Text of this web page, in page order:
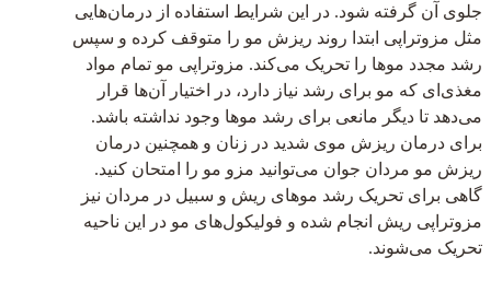
جلوی آن گرفته شود. در این شرایط استفاده از درمان‌هایی
مثل مزوتراپی ابتدا روند ریزش مو را متوقف کرده و سپس
رشد مجدد موها را تحریک می‌کند. مزوتراپی مو تمام مواد
مغذی‌ای که مو برای رشد نیاز دارد، در اختیار آن‌ها قرار
می‌دهد تا دیگر مانعی برای رشد موها وجود نداشته باشد.
برای درمان ریزش موی شدید در زنان و همچنین درمان
ریزش مو مردان جوان می‌توانید مزو مو را امتحان کنید.
گاهی برای تحریک رشد موهای ریش و سبیل در مردان نیز
مزوتراپی ریش انجام شده و فولیکول‌های مو در این ناحیه
تحریک می‌شوند.